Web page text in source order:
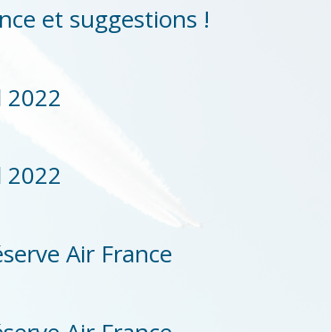
et suggestions !
2022
2022
Air France